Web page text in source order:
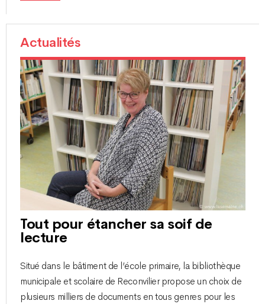
Actualités
Tout pour étancher sa soif de
lecture
Situé dans le bâtiment de l’école primaire, la bibliothèque
municipale et scolaire de Reconvilier propose un choix de
plusieurs milliers de documents en tous genres pour les